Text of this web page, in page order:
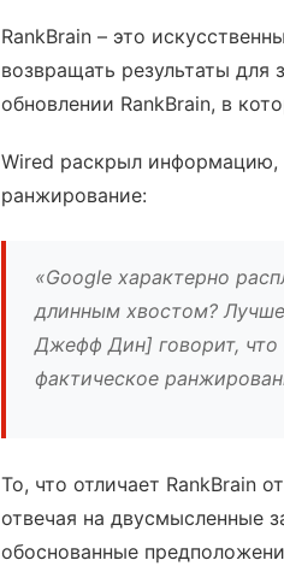
RankBrain – это
возвращать результаты
обновлении RankBrain, в
Wired раскрыл информацию,
ранжирование:
«Google характерно
длинным хвостом?
Джефф Дин] говорит, что
фактическое
То, что отличает RankBrain
отвечая на двусмысленные
обоснованные